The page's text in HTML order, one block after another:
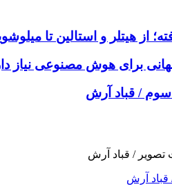
از هیتلر و استالین تا
برای هوش مصنوعی نیاز
سوم / قباد آرش
آرش